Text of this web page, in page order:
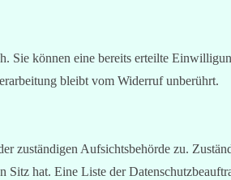
können eine bereits erteilte
bleibt vom Widerruf unberührt.
zuständigen Aufsichtsbehörde zu.
Sitz hat. Eine Liste der